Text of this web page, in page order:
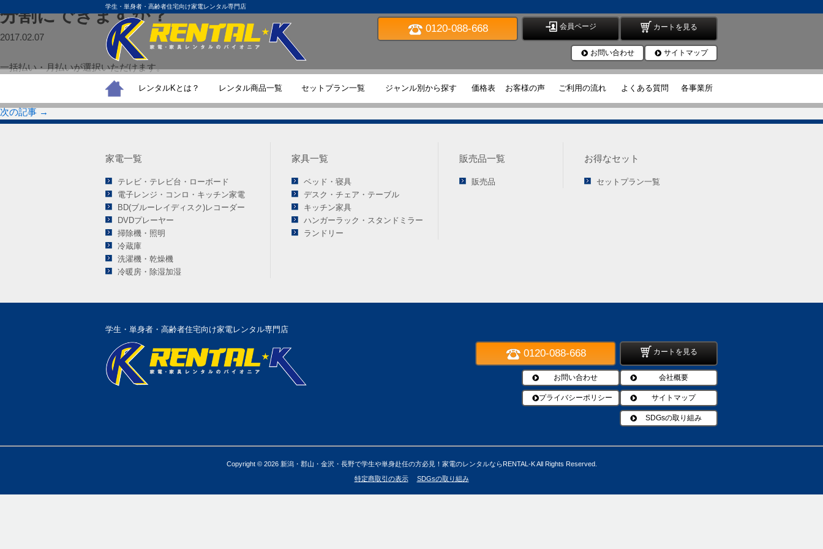
学生・単身者・高齢者住宅向け家電レンタル専門店
0120-088-668 会員ページ カートを見る
お問い合わせ サイトマップ
TOP
レンタルKとは？ レンタル商品一覧 セットプラン一覧 ジャンル別から探す 価格表 お客様の声 ご利用の流れ よくある質問 各事業所
分割にできますか？
2017.02.07
一括払い・月払いが選択いただけます。
次の記事 →
家電一覧
テレビ・テレビ台・ローボード
電子レンジ・コンロ・キッチン家電
BD(ブルーレイディスク)レコーダー
DVDプレーヤー
掃除機・照明
冷蔵庫
洗濯機・乾燥機
冷暖房・除湿加湿
家具一覧
ベッド・寝具
デスク・チェア・テーブル
キッチン家具
ハンガーラック・スタンドミラー
ランドリー
販売品一覧
販売品
お得なセット
セットプラン一覧
学生・単身者・高齢者住宅向け家電レンタル専門店
0120-088-668 カートを見る
お問い合わせ 会社概要
プライバシーポリシー サイトマップ
SDGsの取り組み
Copyright © 2026 新潟・郡山・金沢・長野で学生や単身赴任の方必見！家電のレンタルならRENTAL-KAll Rights Reserved.
特定商取引の表示
SDGsの取り組み